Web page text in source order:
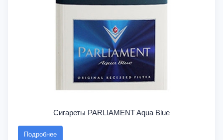
Сигареты PARLIAMENT Aqua Blue
Подробнее